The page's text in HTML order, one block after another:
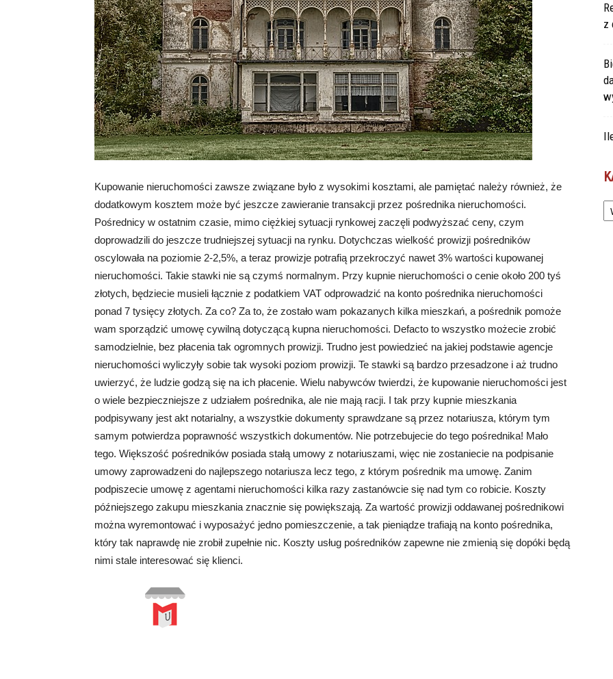
Kupowanie nieruchomości zawsze związane było z wysokimi kosztami, ale pamiętać należy również, że
dodatkowym kosztem może być jeszcze zawieranie transakcji przez pośrednika nieruchomości.
Pośrednicy w ostatnim czasie, mimo ciężkiej sytuacji rynkowej zaczęli podwyższać ceny, czym
doprowadzili do jeszcze trudniejszej sytuacji na rynku. Dotychczas wielkość prowizji pośredników
oscylowała na poziomie 2-2,5%, a teraz prowizje potrafią przekroczyć nawet 3% wartości kupowanej
nieruchomości. Takie stawki nie są czymś normalnym. Przy kupnie nieruchomości o cenie około 200 tyś
złotych, będziecie musieli łącznie z podatkiem VAT odprowadzić na konto pośrednika nieruchomości
ponad 7 tysięcy złotych. Za co? Za to, że zostało wam pokazanych kilka mieszkań, a pośrednik pomoże
wam sporządzić umowę cywilną dotyczącą kupna nieruchomości. Defacto to wszystko możecie zrobić
samodzielnie, bez płacenia tak ogromnych prowizji. Trudno jest powiedzieć na jakiej podstawie agencje
nieruchomości wyliczyły sobie tak wysoki poziom prowizji. Te stawki są bardzo przesadzone i aż trudno
uwierzyć, że ludzie godzą się na ich płacenie. Wielu nabywców twierdzi, że kupowanie nieruchomości jest
o wiele bezpieczniejsze z udziałem pośrednika, ale nie mają racji. I tak przy kupnie mieszkania
podpisywany jest akt notarialny, a wszystkie dokumenty sprawdzane są przez notariusza, którym tym
samym potwierdza poprawność wszystkich dokumentów. Nie potrzebujecie do tego pośrednika! Mało
tego. Większość pośredników posiada stałą umowy z notariuszami, więc nie zostaniecie na podpisanie
umowy zaprowadzeni do najlepszego notariusza lecz tego, z którym pośrednik ma umowę. Zanim
podpiszecie umowę z agentami nieruchomości kilka razy zastanówcie się nad tym co robicie. Koszty
późniejszego zakupu mieszkania znacznie się powiększają. Za wartość prowizji oddawanej pośrednikowi
można wyremontować i wyposażyć jedno pomieszczenie, a tak pieniądze trafiają na konto pośrednika,
który tak naprawdę nie zrobił zupełnie nic. Koszty usług pośredników zapewne nie zmienią się dopóki będą
nimi stale interesować się klienci.
z